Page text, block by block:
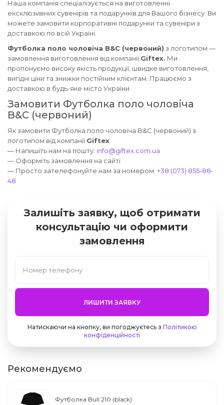
Наша компанія спеціалізується на виготовленні
ексклюзивних сувенірів та подарунків для Вашого бізнесу. Ви
можете замовити корпоративні подарунки та сувеніри з
доставкою по всій Україні.
Футболка поло чоловіча B&C (червоний) з логотипом —
замовлення виготовлення від компанії Giftex. Ми
пропонуємо високу якість продукції, швидке виготовлення,
вигідні ціни та знижки постійним клієнтам. Працюємо з
доставкою в будь-яке місто України.
Замовити Футболка поло чоловіча
B&C (червоний)
Як замовити Футболка поло чоловіча B&C (червоний) з
логотипом від компанії Giftex:
— Напишіть нам на пошту: info@giftex.com.ua
— Оформіть замовлення на сайті
— Просто зателефонуйте нам за номером: +38 (073) 855-88-
48
Залишіть заявку, щоб отримати
консультацію чи оформити
замовлення
ЛИШИТИ ЗАЯВКУ
Натискаючи на кнопку, ви погоджуєтесь з Політикою
конфіденційності
Рекомендуємо
Футболка Bull 210 (black)